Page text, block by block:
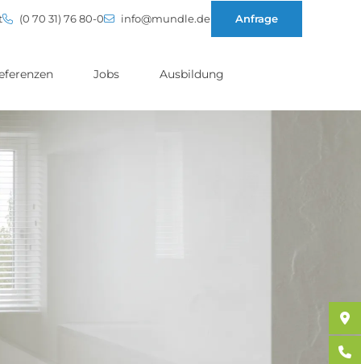
(0 70 31) 76 80-0 info@mundle.de Anfrage
Jobs Ausbildung